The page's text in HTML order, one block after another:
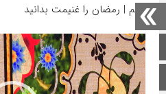
صفحه اصلی
اینستاگرام
فیلم | رمضان را غنیمت بدانید
نمایشگر
ویدیو